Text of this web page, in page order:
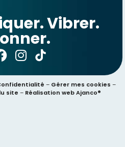
Vibrer.
– Gérer mes cookies –
site –Réalisation web Ajanco®